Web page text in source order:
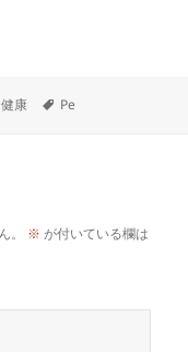
康
タ
Pe
※ が付いている欄は